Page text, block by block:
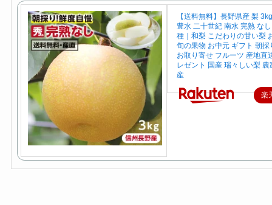
【送料無料】長野県産 梨
豊水 二十世紀 南水 完熟 な
種｜和梨 こだわりの甘い梨
旬の果物 お中元 ギフト 朝採
お取り寄せ フルーツ 産地直
レゼント 国産 瑞々しい梨 農
産
楽